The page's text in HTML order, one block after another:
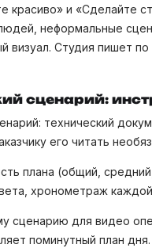
красиво» и «Сделайте
неформальные
визуал. Студия пишет
сценарий:
технический
его читать
плана (общий,
хронометраж
сценарию для видео
поминутный план